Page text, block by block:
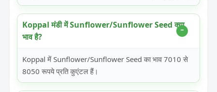
Koppal मंडी में Sunflower/Sunflower Seed क्या
भाव है?
Koppal में Sunflower/Sunflower Seed का भाव 7010 से
8050 रूपये प्रति कुएंटल हैं।